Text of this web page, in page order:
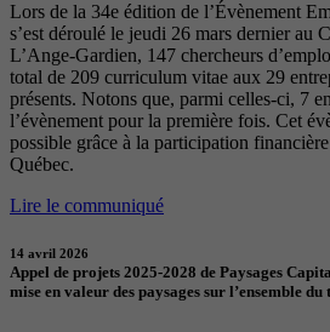
Lors de la 34e édition de l’Évènement
s’est déroulé le jeudi 26 mars dernier au
L’Ange-Gardien, 147 chercheurs
total de 209 curriculum vitae aux 29
présents. Notons que, parmi celles-ci, 7
l’évènement pour la première fois. Cet
possible grâce à la participation
Québec.
Lire le communiqué
14 avril 2026
Appel de projets 2025-2028 de Paysages
mise en valeur des paysages sur l’ensemble